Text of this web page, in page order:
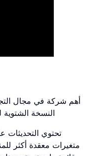
النسخة الشتوية
تحتوي التحديثات
متغيرات معقدة أكثر